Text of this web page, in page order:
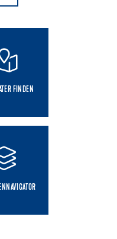
FINDEN